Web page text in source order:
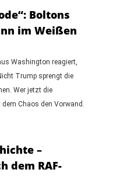
Boltons
im Weißen
Washington reagiert,
Trump sprengt die
Wer jetzt die
Chaos den Vorwand.
–
dem RAF-